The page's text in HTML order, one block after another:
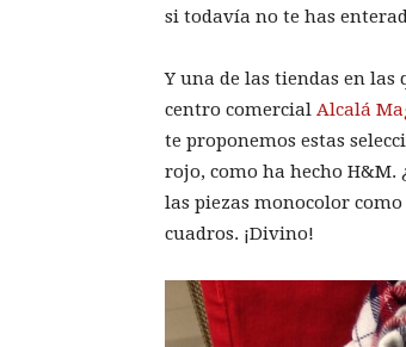
si todavía no te has
Y una de las tiendas en las
centro comercial Alcalá
te proponemos estas
rojo, como ha hecho H&M.
las piezas monocolor
cuadros. ¡Divino!